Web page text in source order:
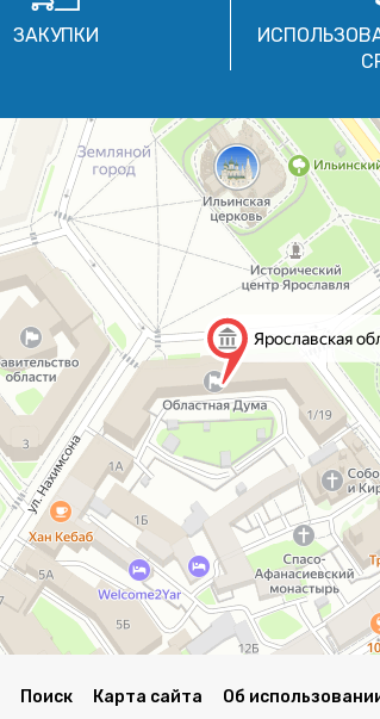
ЗАКУПКИ
Поиск Карта сайта Об